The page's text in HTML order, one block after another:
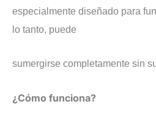
especialmente diseñado para
lo tanto, puede
sumergirse completamente sin
​¿Cómo funciona?